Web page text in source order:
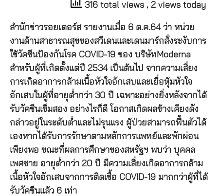
316 total views , 2 views today
สำนักข่าวรอยเตอร์ส รายงานเมื่อ 6 ต.ค.64 ว่า หน่วย
งานด้านสาธารณสุขของสวีเดนและเดนมาร์กสั่งระงับการ
ใช้วัคซีนป้องกันโรค COVID-19 ของ บริษัทModerna
สำหรับผู้ที่เกิดตั้งแต่ปี 2534 เป็นต้นไป จากความเสี่ยง
การเกิดอาการกล้ามเนื้อหัวใจอักเสบและเยื่อหุ้มหัวใจ
อักเสบในผู้ที่อายุต่ำกว่า 30 ปี เฉพาะอย่างยิ่งหลังจากได้
รับวัคซีนเข็มสอง อย่างไรก็ดี โอกาสเกิดผลข้างเคียงดัง
กล่าวอยู่ในระดับต่ำและไม่รุนแรง ผู้ป่วยสามารถฟื้นตัวได้
เองหากได้รับการรักษาตามหลักการแพทย์และพักผ่อน
เพียงพอ ขณะที่ผลการศึกษาของสหรัฐฯ พบว่า บุคคล
เพศชาย อายุต่ำกว่า 20 ปี มีความเสี่ยงเกิดอาการกล้าม
เนื้อหัวใจอักเสบจากการติดเชื้อ COVID-19 มากกว่าผู้ที่ได้
รับวัคซีนแล้ว 6 เท่า